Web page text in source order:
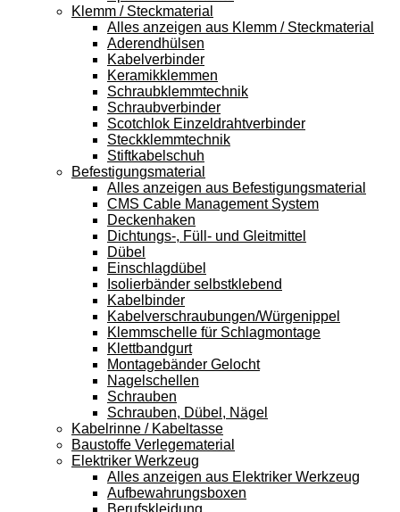
Klemm / Steckmaterial
Alles anzeigen aus Klemm / Steckmaterial
Aderendhülsen
Kabelverbinder
Keramikklemmen
Schraubklemmtechnik
Schraubverbinder
Scotchlok Einzeldrahtverbinder
Steckklemmtechnik
Stiftkabelschuh
Befestigungsmaterial
Alles anzeigen aus Befestigungsmaterial
CMS Cable Management System
Deckenhaken
Dichtungs-, Füll- und Gleitmittel
Dübel
Einschlagdübel
Isolierbänder selbstklebend
Kabelbinder
Kabelverschraubungen/Würgenippel
Klemmschelle für Schlagmontage
Klettbandgurt
Montagebänder Gelocht
Nagelschellen
Schrauben
Schrauben, Dübel, Nägel
Kabelrinne / Kabeltasse
Baustoffe Verlegematerial
Elektriker Werkzeug
Alles anzeigen aus Elektriker Werkzeug
Aufbewahrungsboxen
Berufskleidung